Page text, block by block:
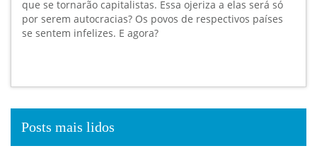
que se tornarão capitalistas. Essa ojeriza a elas será só
por serem autocracias? Os povos de respectivos países
se sentem infelizes. E agora?
Posts mais lidos